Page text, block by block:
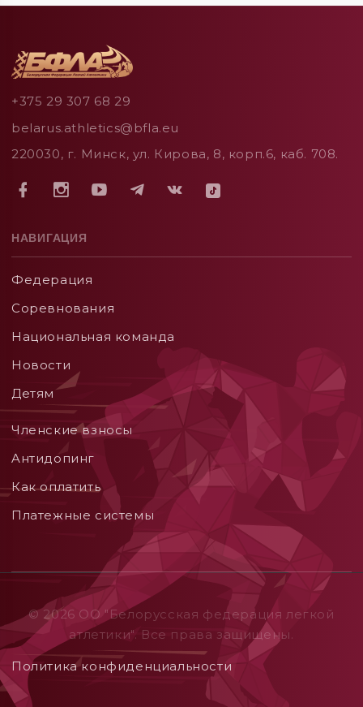
+375 29 307 68 29
belarus.athletics@bfla.eu
220030, г. Минск, ул. Кирова, 8, корп.6, каб. 708.
НАВИГАЦИЯ
Федерация
Соревнования
Национальная команда
Новости
Детям
Членские взносы
Aнтидопинг
Как оплатить
Платежные системы
© 2026 ОO "Белорусская федерация легкой
атлетики". Все права защищены.
Политика конфиденциальности